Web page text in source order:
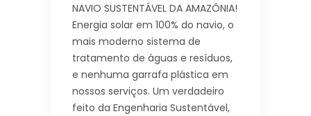
NAVIO SUSTENTÁVEL DA AMAZÔNIA!
Energia solar em 100% do navio, o
mais moderno sistema de
tratamento de águas e resíduos,
e nenhuma garrafa plástica em
nossos serviços. Um verdadeiro
feito da Engenharia Sustentável,